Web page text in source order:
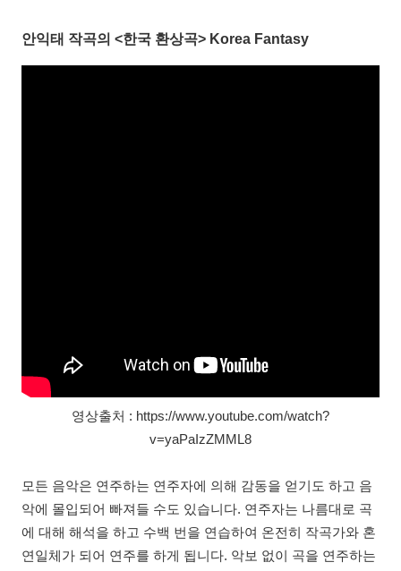
안익태 작곡의 <한국 환상곡> Korea Fantasy
영상출처 : https://www.youtube.com/watch?
v=yaPaIzZMML8
모든 음악은 연주하는 연주자에 의해 감동을 얻기도 하고 음
악에 몰입되어 빠져들 수도 있습니다. 연주자는 나름대로 곡
에 대해 해석을 하고 수백 번을 연습하여 온전히 작곡가와 혼
연일체가 되어 연주를 하게 됩니다. 악보 없이 곡을 연주하는